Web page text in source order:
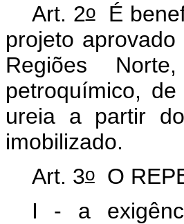
Art. 2oÉ
projeto
Regiões
petroquímico,
ureia a partir
imobilizado.
Art. 3oO
I - a